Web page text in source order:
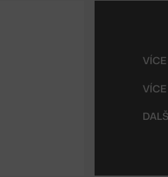
VÍCE